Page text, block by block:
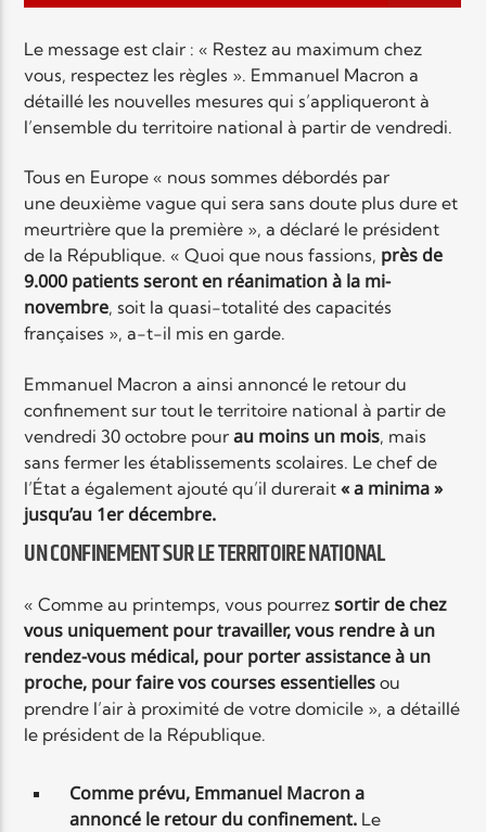
Elyon Rhema
Elyon Live
Elyon Kids
Le message est clair : « Restez au maximum chez
vous, respectez les règles ». Emmanuel Macron a
détaillé les nouvelles mesures qui s’appliqueront à
l’ensemble du territoire national à partir de vendredi.
Tous en Europe « nous sommes débordés par
une deuxième vague qui sera sans doute plus dure et
meurtrière que la première », a déclaré le président
de la République. « Quoi que nous fassions, près de
9.000 patients seront en réanimation à la mi-
novembre, soit la quasi-totalité des capacités
françaises », a-t-il mis en garde.
Emmanuel Macron a ainsi annoncé le retour du
confinement sur tout le territoire national à partir de
vendredi 30 octobre pourau moins un mois, mais
sans fermer les établissements scolaires. Le chef de
l’État a également ajouté qu’il durerait « a minima »
jusqu’au 1er décembre.
UN CONFINEMENT SUR LE TERRITOIRE NATIONAL
« Comme au printemps, vous pourrezsortir de chez
vous uniquement pour travailler, vous rendre à un
rendez-vous médical, pour porter assistance à un
proche, pour faire vos courses essentielles ou
prendre l’air à proximité de votre domicile », a détaillé
le président de la République.
Comme prévu, Emmanuel Macron a
annoncé le retour du confinement. Le